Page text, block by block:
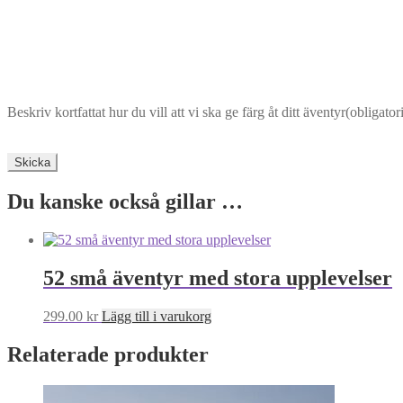
Beskriv kortfattat hur du vill att vi ska ge färg åt ditt äventyr
Skicka
Du kanske också gillar …
52 små äventyr med stora upplevelser
299.00 kr Lägg till i varukorg
Relaterade produkter